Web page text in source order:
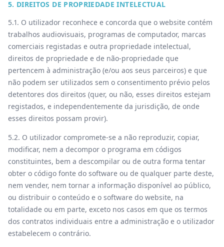
5. DIREITOS DE PROPRIEDADE INTELECTUAL
5.1. O utilizador reconhece e concorda que o website contém
trabalhos audiovisuais, programas de computador, marcas
comerciais registadas e outra propriedade intelectual,
direitos de propriedade e de não-propriedade que
pertencem à administração (e/ou aos seus parceiros) e que
não podem ser utilizados sem o consentimento prévio pelos
detentores dos direitos (quer, ou não, esses direitos estejam
registados, e independentemente da jurisdição, de onde
esses direitos possam provir).
5.2. O utilizador compromete-se a não reproduzir, copiar,
modificar, nem a decompor o programa em códigos
constituintes, bem a descompilar ou de outra forma tentar
obter o código fonte do software ou de qualquer parte deste,
nem vender, nem tornar a informação disponível ao público,
ou distribuir o conteúdo e o software do website, na
totalidade ou em parte, exceto nos casos em que os termos
dos contratos individuais entre a administração e o utilizador
estabelecem o contrário.